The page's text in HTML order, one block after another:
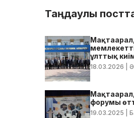
Таңдаулы
ұлттық
келді
18.03.2026 |
форумы
19.03.2025 |